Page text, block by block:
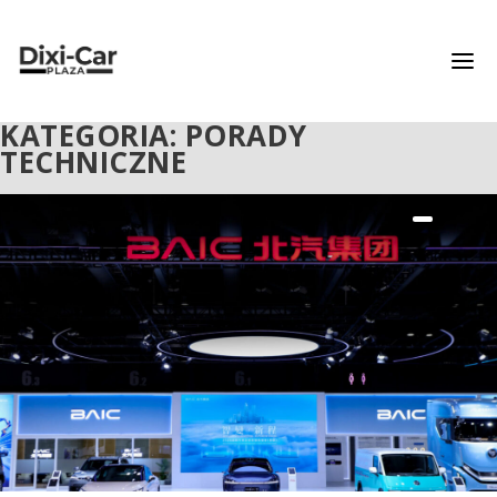
KATEGORIA: PORADY
TECHNICZNE